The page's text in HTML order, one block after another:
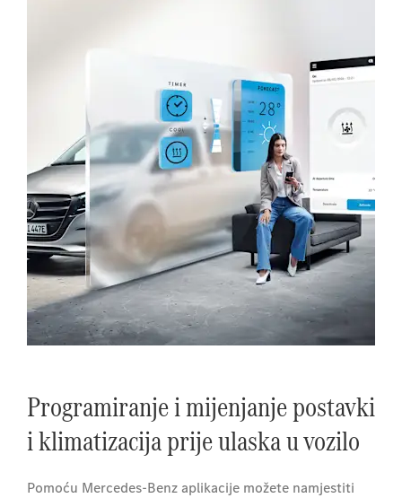
Programiranje i mijenjanje postavki
i klimatizacija prije ulaska u vozilo
Pomoću Mercedes-Benz aplikacije možete namjestiti